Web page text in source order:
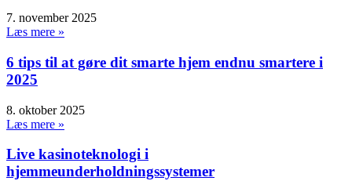
7. november 2025
Læs mere »
6 tips til at gøre dit smarte hjem endnu smartere i
2025
8. oktober 2025
Læs mere »
Live kasinoteknologi i
hjemmeunderholdningssystemer